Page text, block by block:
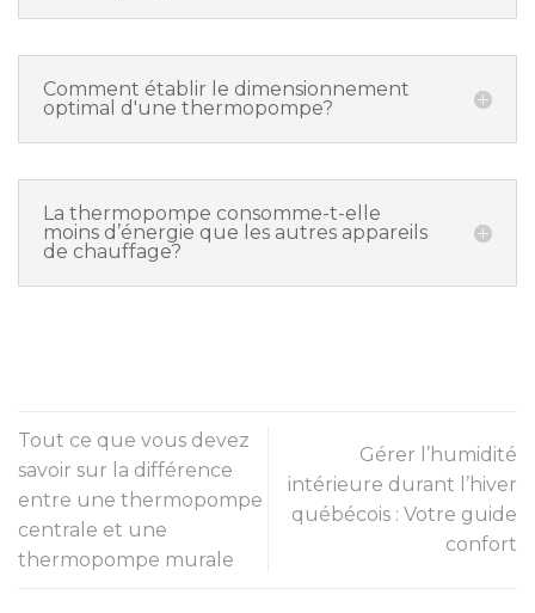
Comment établir le dimensionnement
optimal d'une thermopompe?
La thermopompe consomme-t-elle
moins d’énergie que les autres appareils
de chauffage?
Tout ce que vous devez
savoir sur la différence
entre une thermopompe
centrale et une
thermopompe murale
Gérer l’humidité
intérieure durant l’hiver
québécois : Votre guide
confort